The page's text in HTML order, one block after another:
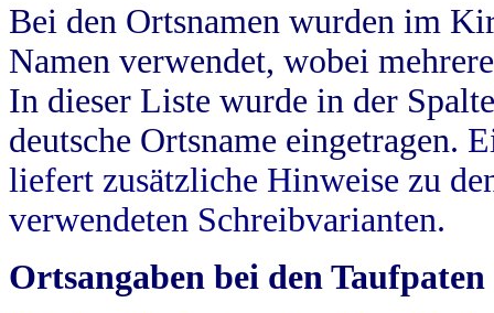
Bei den Ortsnamen wurden im
Namen verwendet, wobei
In dieser Liste wurde in der
deutsche Ortsname eingetragen.
liefert zusätzliche Hinweise zu
verwendeten Schreibvarianten.
Ortsangaben bei den Taufpaten